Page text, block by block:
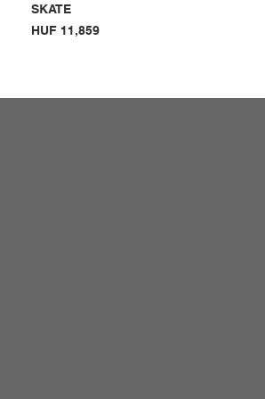
SKATE
Price
HUF 11,859